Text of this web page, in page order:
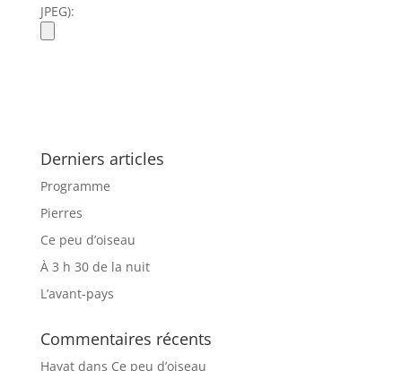
JPEG):
Derniers articles
Programme
Pierres
Ce peu d’oiseau
À 3 h 30 de la nuit
L’avant-pays
Commentaires récents
Hayatdans Ce peu d’oiseau